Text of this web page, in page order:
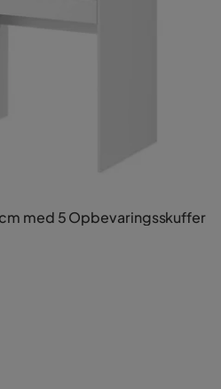
med 5 Opbevaringsskuffer